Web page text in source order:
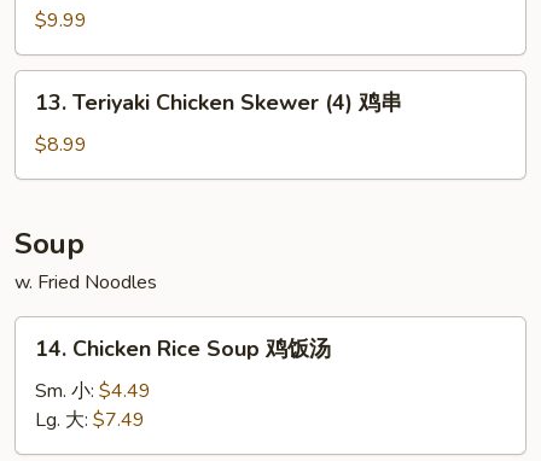
什
锦
$9.99
Teriyaki
Chicken
Skewer
鸡
串
13. Teriyaki Chicken Skewer (4) 鸡串
$8.99
Soup
w. Fried Noodles
Chicken
Rice
Soup
鸡
14. Chicken Rice Soup 鸡饭汤
Sm. 小: $4.49
Lg. 大: $7.49